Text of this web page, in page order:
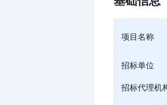
项目名称
招标单位
招标代理机